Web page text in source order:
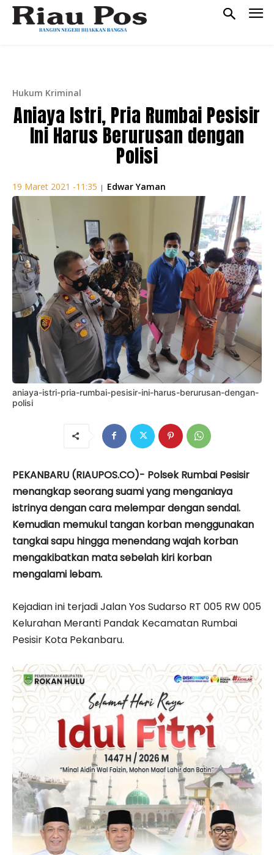
Hukum Kriminal
Aniaya Istri, Pria Rumbai Pesisir
Ini Harus Berurusan dengan
Polisi
19 Maret 2021 -11:35 | Edwar Yaman
aniaya-istri-pria-rumbai-pesisir-ini-harus-berurusan-dengan-
polisi
PEKANBARU (RIAUPOS.CO)- Polsek Rumbai Pesisir
menangkap seorang suami yang menganiaya
istrinya dengan cara melempar dengan sendal.
Kemudian memukul tangan korban menggunakan
tangkai sapu hingga menendang wajah korban
mengakibatkan mata sebelah kiri korban
mengalami lebam.
Kejadian ini terjadi Jalan Yos Sudarso RT 005 RW 005
Kelurahan Meranti Pandak Kecamatan Rumbai
Pesisir Kota Pekanbaru.